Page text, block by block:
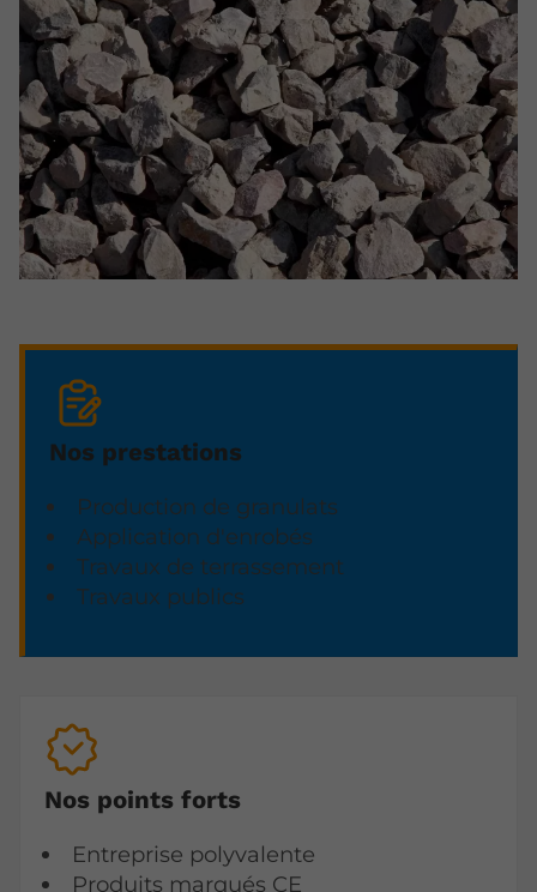
Nos prestations
Production de granulats
Application d'enrobés
Travaux de terrassement
Travaux publics
Nos points forts
Entreprise polyvalente
Produits marqués CE